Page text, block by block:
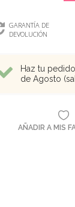
GARANTÍA DE
DEVOLUCIÓN
Haz tu
de Agosto
AÑADIR A MIS